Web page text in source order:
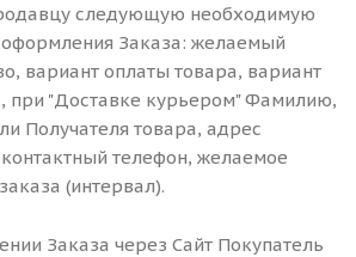
следующую необходимую
Заказа: желаемый
вариант оплаты товара, вариант
при "Доставке курьером" Фамилию,
Получателя товара, адрес
телефон, желаемое
(интервал).
Заказа через Сайт Покупатель